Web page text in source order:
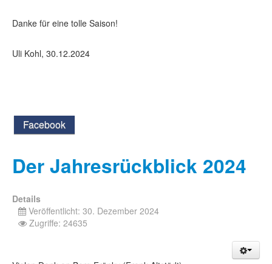
Danke für eine tolle Saison!
Uli Kohl, 30.12.2024
Facebook
Der Jahresrückblick 2024
Details
Veröffentlicht: 30. Dezember 2024
Zugriffe: 24635